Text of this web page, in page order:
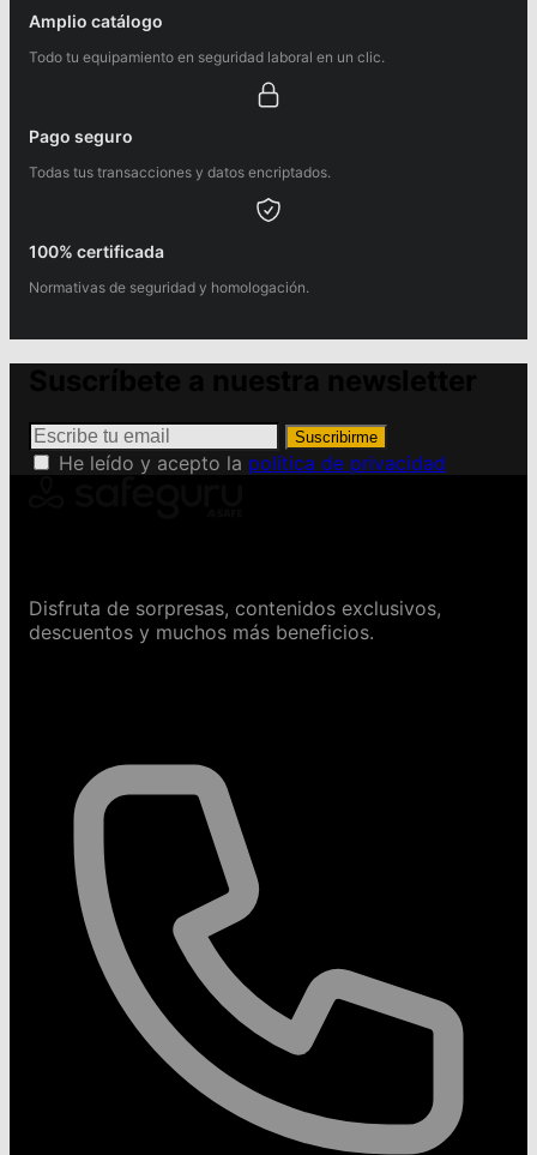
Amplio catálogo
Todo tu equipamiento en seguridad laboral en un clic.
Pago seguro
Todas tus transacciones y datos encriptados.
100% certificada
Normativas de seguridad y homologación.
Suscribirme
He leído y acepto la política de privacidad
Disfruta de sorpresas, contenidos exclusivos,
descuentos y muchos más beneficios.